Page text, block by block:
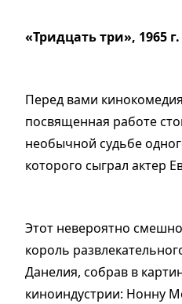
«Тридцать три», 1965 г.
Перед вами
посвященная работе
необычной судьбе
которого сыграл актер
Этот невероятно
король
Данелия, собрав в
киноиндустрии: Нонну